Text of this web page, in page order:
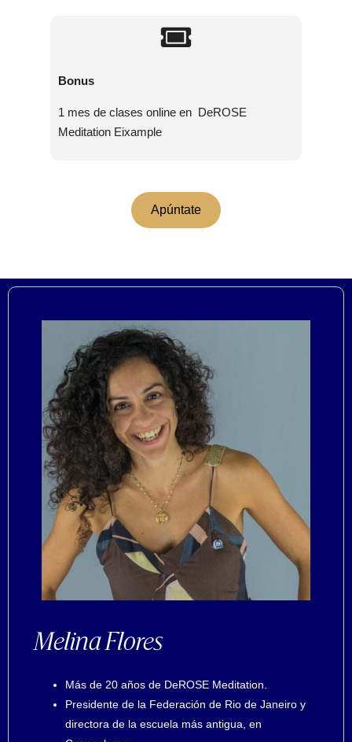
Bonus
1 mes de clases online en DeROSE
Meditation Eixample
Apúntate
Melina Flores
Más de 20 años de DeROSE Meditation.
Presidente de la Federación de Rio de Janeiro y
directora de la escuela más antigua, en